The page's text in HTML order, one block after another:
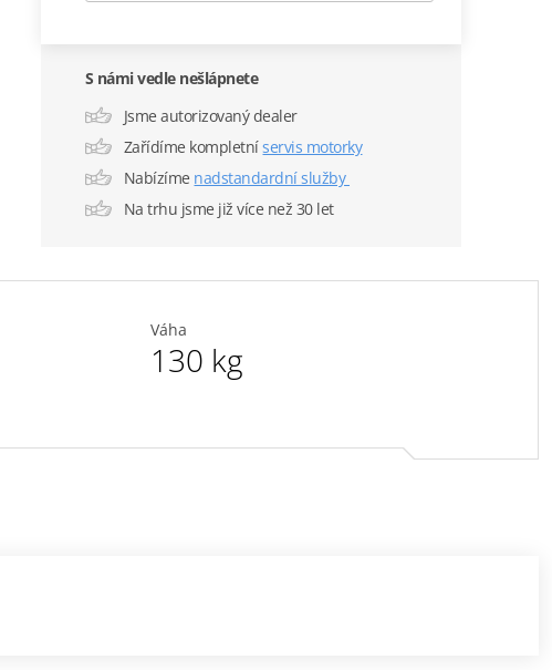
S námi vedle nešlápnete
Jsme autorizovaný dealer
Zařídíme kompletníservis motorky
Nabízíme nadstandardní služby
Na trhu jsme již více než 30 let
Váha
130 kg